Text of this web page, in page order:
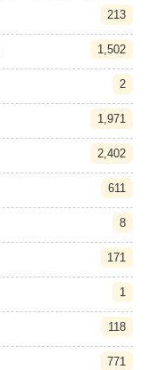
213
1,502
2
1,971
2,402
611
8
171
1
118
771